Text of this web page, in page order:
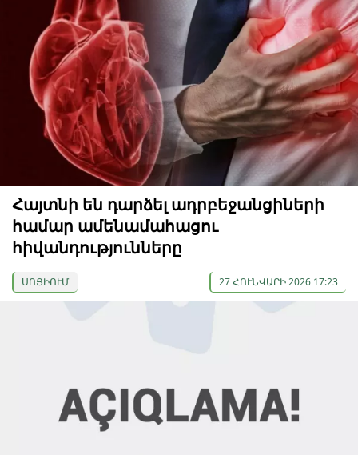
Հայտնի են դարձել ադրբեջանցիների
համար ամենամահացու
հիվանդությունները
ՍՈՑԻՈՒՄ 27 ՀՈՒՆՎԱՐԻ 2026 17:23